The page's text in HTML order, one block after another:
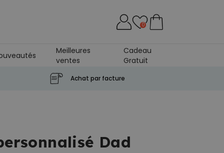
0
Meilleures
ventes
Cadeau
Gratuit
Achat par facture
Dad